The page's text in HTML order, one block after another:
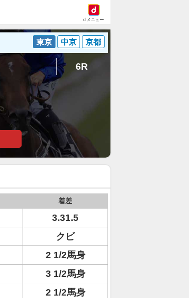
dメニュー
東京 中京 京都
6R
着差
3.31.5
クビ
2 1/2馬身
3 1/2馬身
2 1/2馬身